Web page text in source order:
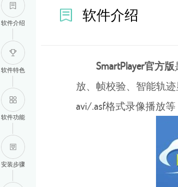
软件介绍
SmartPlayer官方版
放、帧校验、智能轨迹
avi/.asf格式录像播放
软件介绍
软件特色
软件功能
安装步骤